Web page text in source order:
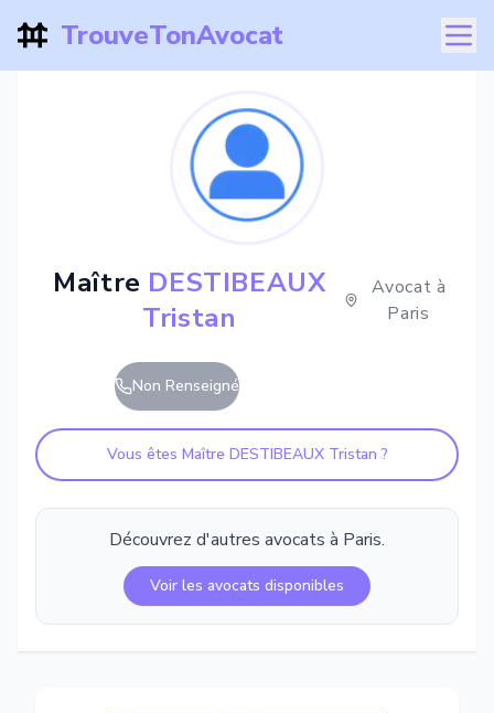
TrouveTonAvocat
Maître DESTIBEAUX
Tristan
Avocat à
Paris
Non Renseigné
Vous êtes Maître DESTIBEAUX Tristan ?
Découvrez d'autres avocats à Paris.
Voir les avocats disponibles